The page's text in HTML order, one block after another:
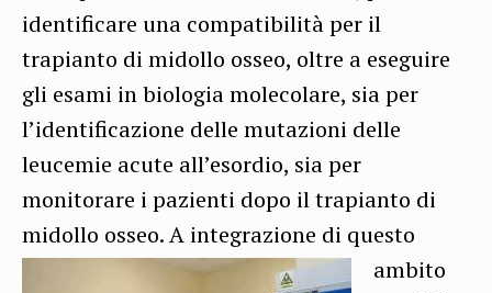
identificare una compatibilità per il
trapianto di midollo osseo, oltre a eseguire
gli esami in biologia molecolare, sia per
l’identificazione delle mutazioni delle
leucemie acute all’esordio, sia per
monitorare i pazienti dopo il trapianto di
midollo osseo.A integrazione di questo
ambito